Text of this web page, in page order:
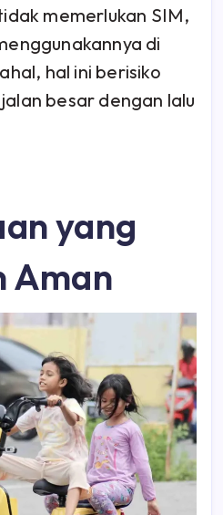
memerlukan SIM,
di
hal ini berisiko
besar dengan lalu
yang
Aman